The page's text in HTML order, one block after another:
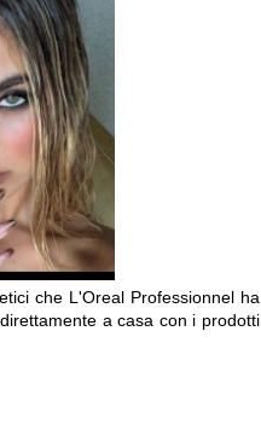
che L'Oreal Professionnel ha
a casa con i prodotti